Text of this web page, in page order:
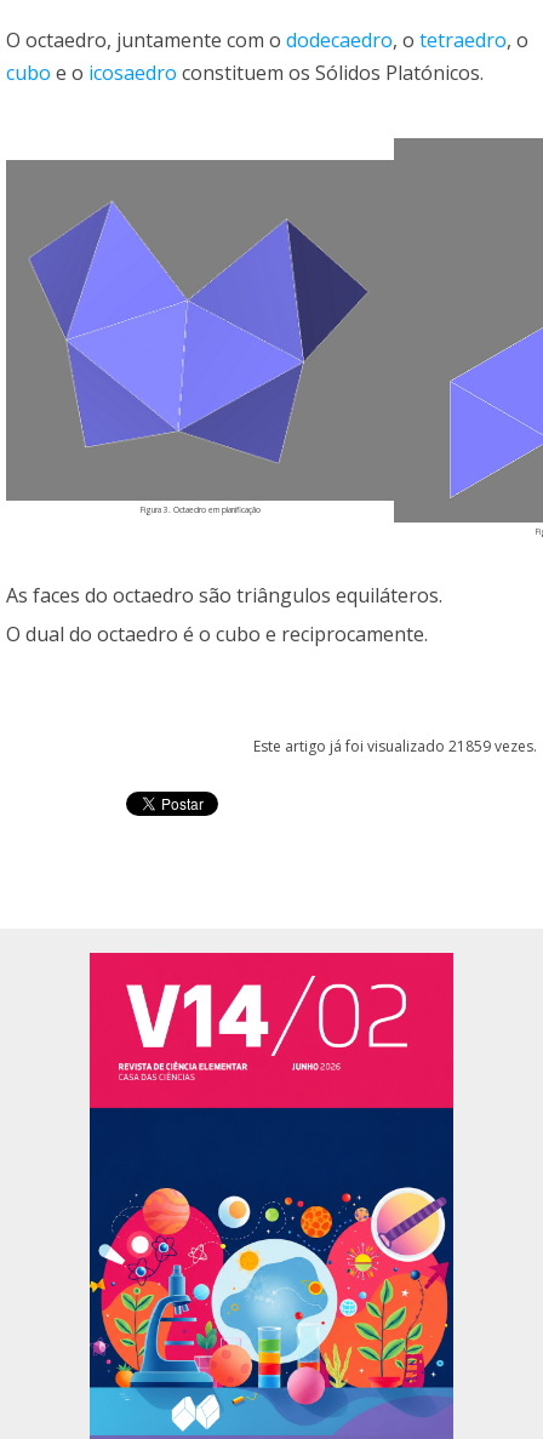
O octaedro, juntamente com o dodecaedro, o tetraedro, o
cubo e o icosaedro constituem os Sólidos Platónicos.
Figura 3. Octaedro em planificação
As faces do octaedro são triângulos equiláteros.
O dual do octaedro é o cubo e reciprocamente.
Este artigo já foi visualizado 21859 vezes.